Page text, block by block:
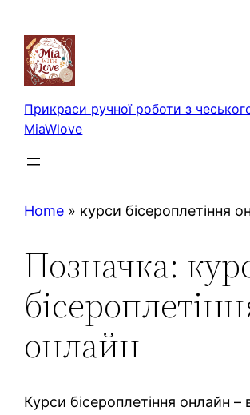
вмісту
Прикраси ручної роботи з чеського
MiaWlove
Home » курси бісероплетіння
Позначка:
онлайн
Курси бісероплетіння онлайн –